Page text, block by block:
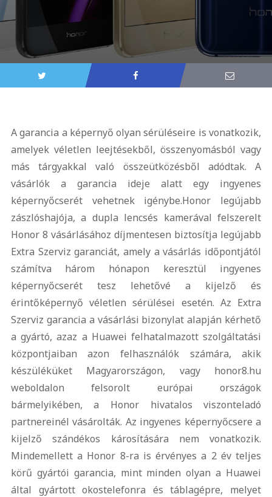
A garancia a képernyő olyan sérüléseire is vonatkozik,
amelyek véletlen leejtésekből, összenyomásból vagy
más tárgyakkal való összeütközésből adódtak. A
vásárlók a garancia ideje alatt egy ingyenes
képernyőcserét vehetnek igénybe.Honor legújabb
zászlóshajója, a dupla lencsés kamerával felszerelt
Honor 8 vásárlásához díjmentesen biztosítja legújabb
Extra Szerviz garanciát, amely a vásárlás időpontjától
számítva három hónapon keresztül ingyenes
képernyőcserét tesz lehetővé a kijelző és
érintőképernyő véletlen sérülései esetén. Az Extra
Szerviz garancia a vásárlási bizonylat alapján kérhető
a gyártó, azaz a Huawei felhatalmazott szolgáltatási
központjaiban azon felhasználók számára, akik
készüléküket Magyarországon, vagy honor8.hu
weboldalon felsorolt európai országok
bármelyikében, a Honor hivatalos viszonteladó
partnereinél vásárolták. Az ingyenes képernyőcsere a
kijelző szándékos károsítására nem vonatkozik.
Mindemellett a Honor 8-ra is érvényes a 2 év teljes
körű gyártói garancia, mint minden olyan a Huawei
által gyártott okostelefonra és táblagépre, melyet